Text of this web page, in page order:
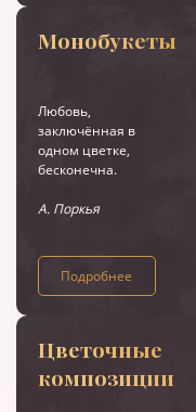
Монобукеты
Любовь,
заключённая в
одном цветке,
бесконечна.
А. Поркья
Подробнее
Цветочные
композиции